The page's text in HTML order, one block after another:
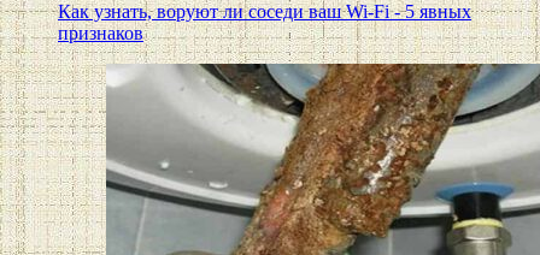
Как узнать, воруют ли соседи ваш Wi-Fi - 5 явных
признаков